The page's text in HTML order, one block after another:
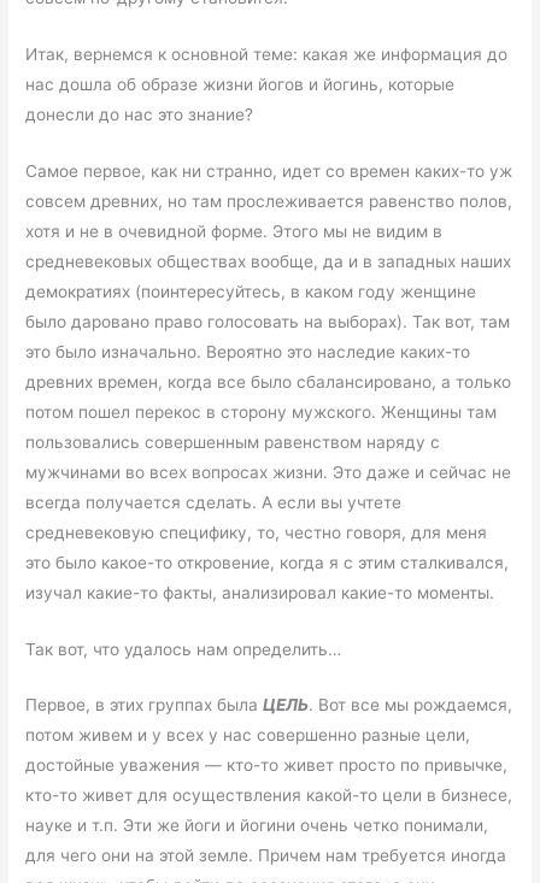
Итак, вернемся к основной теме: какая же информация до
нас дошла об образе жизни йогов и йогинь, которые
донесли до нас это знание?
Самое первое, как ни странно, идет со времен каких-то уж
совсем древних, но там прослеживается равенство полов,
хотя и не в очевидной форме. Этого мы не видим в
средневековых обществах вообще, да и в западных наших
демократиях (поинтересуйтесь, в каком году женщине
было даровано право голосовать на выборах). Так вот, там
это было изначально. Вероятно это наследие каких-то
древних времен, когда все было сбалансировано, а только
потом пошел перекос в сторону мужского. Женщины там
пользовались совершенным равенством наряду с
мужчинами во всех вопросах жизни. Это даже и сейчас не
всегда получается сделать. А если вы учтете
средневековую специфику, то, честно говоря, для меня
это было какое-то откровение, когда я с этим сталкивался,
изучал какие-то факты, анализировал какие-то моменты.
Так вот, что удалось нам определить…
Первое, в этих группах былаЦЕЛЬ. Вот все мы рождаемся,
потом живем и у всех у нас совершенно разные цели,
достойные уважения — кто-то живет просто по привычке,
кто-то живет для осуществления какой-то цели в бизнесе,
науке и т.п. Эти же йоги и йогини очень четко понимали,
для чего они на этой земле. Причем нам требуется иногда